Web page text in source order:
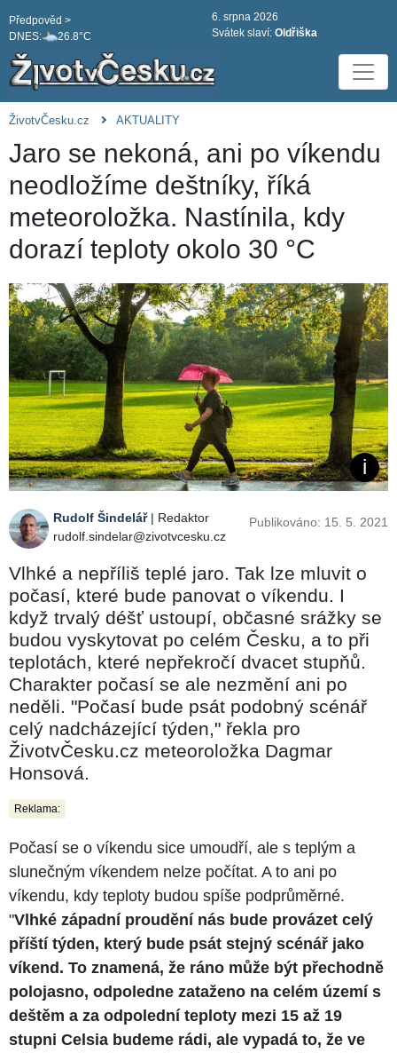
DNES: 26.8°C
Předpověd >
6. srpna 2026
Svátek slaví: Oldřiška
ŽivotvČesku.cz AKTUALITY
Jaro se nekoná, ani po víkendu
neodložíme deštníky, říká
meteoroložka. Nastínila, kdy
dorazí teploty okolo 30 °C
Rudolf Šindelář| Redaktor
rudolf.sindelar@zivotvcesku.cz
Publikováno: 15. 5. 2021
Vlhké a nepříliš teplé jaro. Tak lze mluvit o
počasí, které bude panovat o víkendu. I
když trvalý déšť ustoupí, občasné srážky se
budou vyskytovat po celém Česku, a to při
teplotách, které nepřekročí dvacet stupňů.
Charakter počasí se ale nezmění ani po
neděli. "Počasí bude psát podobný scénář
celý nadcházející týden," řekla pro
ŽivotvČesku.cz meteoroložka Dagmar
Honsová.
Reklama:
Počasí se o víkendu sice umoudří, ale s teplým a
slunečným víkendem nelze počítat. A to ani po
víkendu, kdy teploty budou spíše podprůměrné.
"Vlhké západní proudění nás bude provázet celý
příští týden, který bude psát stejný scénář jako
víkend. To znamená, že ráno může být přechodně
polojasno, odpoledne zataženo na celém území s
deštěm a za odpolední teploty mezi 15 až 19
stupni Celsia budeme rádi, ale vypadá to, že ve